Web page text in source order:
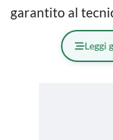
garantito al
Leggi